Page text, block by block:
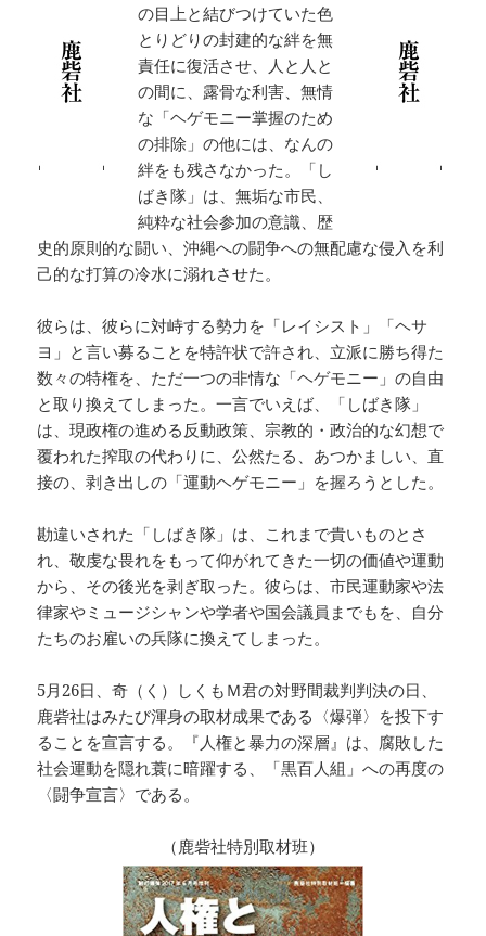
の目上と結びつけていた色
とりどりの封建的な絆を無
責任に復活させ、人と人と
の間に、露骨な利害、無情
な「ヘゲモニー掌握のため
の排除」の他には、なんの
絆をも残さなかった。「し
ばき隊」は、無垢な市民、
純粋な社会参加の意識、歴
史的原則的な闘い、沖縄への闘争への無配慮な侵入を利
己的な打算の冷水に溺れさせた。
彼らは、彼らに対峙する勢力を「レイシスト」「ヘサ
ヨ」と言い募ることを特許状で許され、立派に勝ち得た
数々の特権を、ただ一つの非情な「ヘゲモニー」の自由
と取り換えてしまった。一言でいえば、「しばき隊」
は、現政権の進める反動政策、宗教的・政治的な幻想で
覆われた搾取の代わりに、公然たる、あつかましい、直
接の、剥き出しの「運動ヘゲモニー」を握ろうとした。
勘違いされた「しばき隊」は、これまで貴いものとさ
れ、敬虔な畏れをもって仰がれてきた一切の価値や運動
から、その後光を剥ぎ取った。彼らは、市民運動家や法
律家やミュージシャンや学者や国会議員までもを、自分
たちのお雇いの兵隊に換えてしまった。
5月26日、奇（く）しくもＭ君の対野間裁判判決の日、
鹿砦社はみたび渾身の取材成果である〈爆弾〉を投下す
ることを宣言する。『人権と暴力の深層』は、腐敗した
社会運動を隠れ蓑に暗躍する、「黒百人組」への再度の
〈闘争宣言〉である。
（鹿砦社特別取材班）